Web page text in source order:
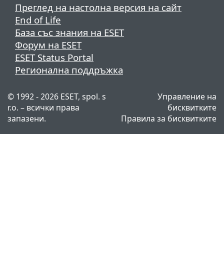
Преглед на настолна версия на сайт
End of Life
База със знания на ESET
Форум на ESET
ESET Status Portal
Регионална поддръжка
© 1992 - 2026 ESET, spol. s
r.o. – всички права
запазени.
Управление на
бисквитките
Правила за бисквитките